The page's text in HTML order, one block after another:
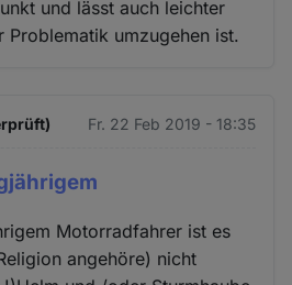
und lässt auch leichter
Problematik umzugehen ist.
Fr. 22 Feb 2019 - 18:35
Motorradfahrer ist es
angehöre) nicht